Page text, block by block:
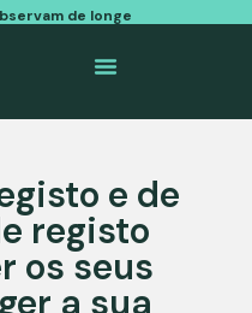
de longe
e de
registo
os seus
a sua